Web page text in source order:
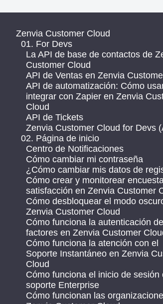
Zenvia Customer Cloud
01. For Devs
La API de base de contactos de
Customer Cloud
API de Ventas en Zenvia
API de automatización: Cómo
integrar con Zapier en Zenvia
Cloud
API de Tickets
Zenvia Customer Cloud for Devs
02. Página de inicio
Centro de Notificaciones
Cómo cambiar mi contraseña
¿Cómo cambiar mis datos de
Cómo crear y monitorear
satisfacción en Zenvia Customer
Cómo desbloquear el modo
Zenvia Customer Cloud
Cómo funciona la autenticación
factores en Zenvia Customer
Cómo funciona la atención con el
Soporte Instantáneo en Zenvia
Cloud
Cómo funciona el inicio de sesión
soporte Enterprise
Cómo funcionan las